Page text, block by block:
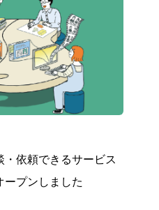
依頼できるサービス
ープンしました